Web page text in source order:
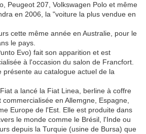
Peugeot 207, Volkswagen Polo et même
en 2006, la "voiture la plus vendue en
cette même année en Australie, pour le
le pays.
Evo) fait son apparition et est
à l'occasion du salon de Francfort.
présente au catalogue actuel de la
a lancé la Fiat Linea, berline à coffre
en Allemgne, Espagne,
Europe de l'Est. Elle est produite dans
le monde comme le Brésil, l'Inde ou
depuis la Turquie (usine de Bursa) que